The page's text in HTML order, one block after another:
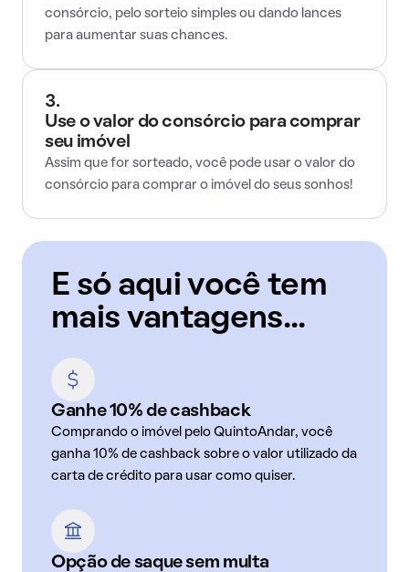
consórcio, pelo sorteio simples ou dando lances
para aumentar suas chances.
3.
Use o valor do consórcio para comprar
seu imóvel
Assim que for sorteado, você pode usar o valor do
consórcio para comprar o imóvel do seus sonhos!
E só aqui você tem
mais vantagens...
Ganhe 10% de cashback
Comprando o imóvel pelo QuintoAndar, você
ganha 10% de cashback sobre o valor utilizado da
carta de crédito para usar como quiser.
Opção de saque sem multa